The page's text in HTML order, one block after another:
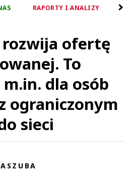
RAPORTY I ANALIZY
rozwija ofertę
To
dla osób
ograniczonym
sieci